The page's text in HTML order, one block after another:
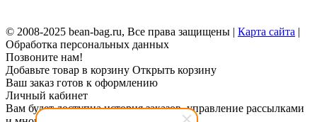
© 2008-2025 bean-bag.ru, Все права защищены | Карта сайта |
Обработка персональных данных
Позвоните нам!
Добавьте товар в корзину Открыть корзину
Ваш заказ готов к оформлению
Личный кабинет
Вам будет доступна история заказов, управление рассылками